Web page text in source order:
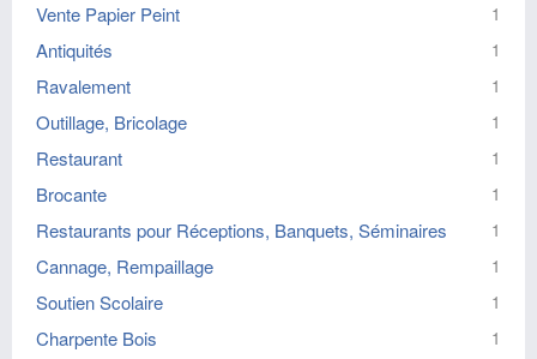
Vente Papier Peint 1
Antiquités 1
Ravalement 1
Outillage, Bricolage 1
Restaurant 1
Brocante 1
Restaurants pour Réceptions, Banquets, Séminaires 1
Cannage, Rempaillage 1
Soutien Scolaire 1
Charpente Bois 1